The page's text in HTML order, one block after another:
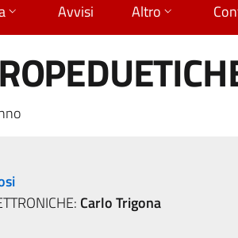
Avvisi Altro
Carlo Trigona